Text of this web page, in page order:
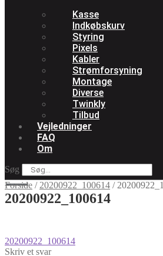
Kasse
Indkøbskurv
Styring
Pixels
Kabler
Strømforsyning
Montage
Diverse
Twinkly
Tilbud
Vejledninger
FAQ
Om
Søg
Forside / 20200922_100614 /
20200922_100614
Indlægsnavigation
Forrige
indlæg:
20200922_100614
Skriv et svar